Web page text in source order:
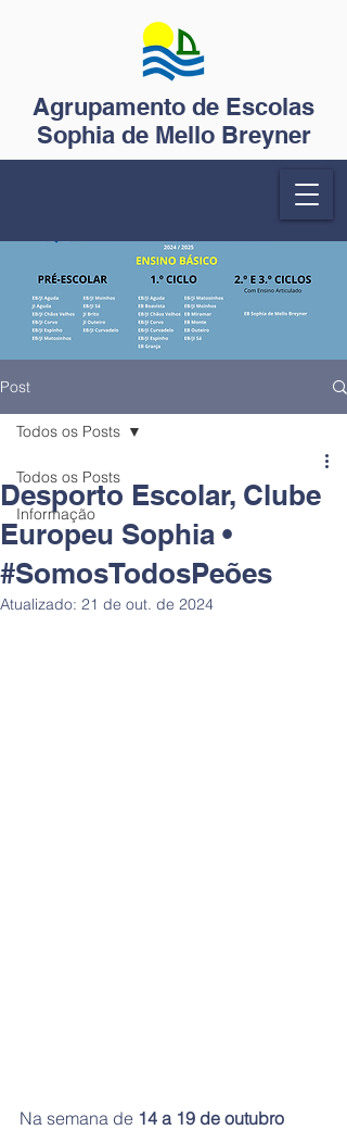
Agrupamento de Escolas
Sophia de Mello Breyner
Post
Todos os Posts
Informação
Todos os Posts
Desporto Escolar, Clube
Europeu Sophia •
#SomosTodosPeões
Atualizado: 21 de out. de 2024
Na semana de 14 a 19 de outubro